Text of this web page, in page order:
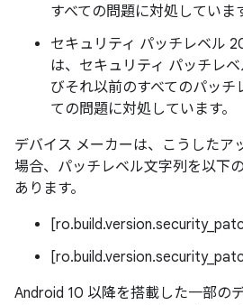
すべての問題に対処していま
セキュリティ パッチレベル
は、セキュリティ パッチレ
びそれ以前のすべてのパッチ
ての問題に対処しています。
デバイス メーカーは、こうしたア
場合、パッチレベル文字列を以下
あります。
Android 10 以降を搭載した一部の